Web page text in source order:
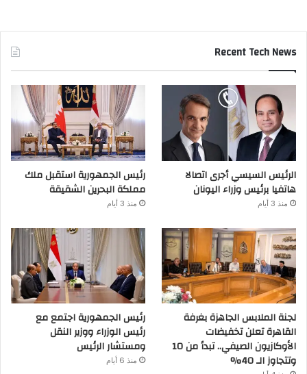
Recent Tech News
الرئيس السيسي أجرى اتصالا
هاتفيا برئيس وزراء اليونان
منذ 3 أيام
رئيس الجمهورية استقبل ملك
مملكة البحرين الشقيقة
منذ 3 أيام
لجنة الملابس الجاهزة بغرفة
القاهرة تعلن تخفيضات
الأوكازيون الصيفي.. تبدأ من 10
وتتجاوز الـ 40%
رئيس الجمهورية اجتمع مع
رئيس الوزراء ووزير النقل
ومستشار الرئيس
منذ 6 أيام